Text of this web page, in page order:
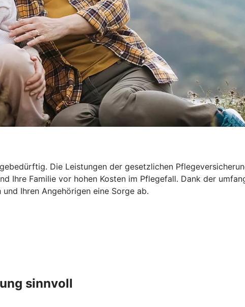
Die Leistungen der gesetzlichen
Ihre Familie vor hohen Kosten im Pflegefall. Dank der
Ihren Angehörigen eine Sorge ab.
sinnvoll